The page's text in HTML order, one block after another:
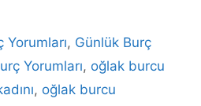
Yorumları, Günlük Burç
Yorumları, oğlak burcu
, oğlak burcu